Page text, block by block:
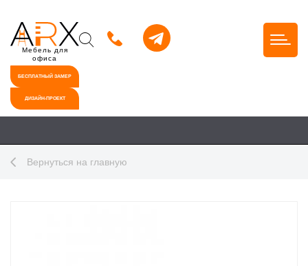
Мебель для
офиса
БЕСПЛАТНЫЙ ЗАМЕР
ДИЗАЙН-ПРОЕКТ
Вернуться на главную